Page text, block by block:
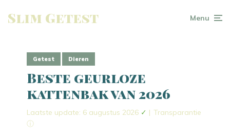
Slim Getest Menu
Getest Dieren
Beste geurloze
kattenbak van 2026
Laatste update: 6 augustus 2026 ✓ | Transparantie
ⓘ